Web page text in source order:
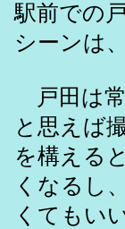
駅前での
シーンは
戸田は
と思えば
を構える
くなるし
くてもい